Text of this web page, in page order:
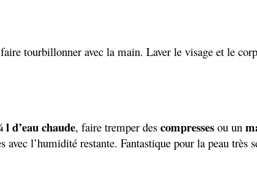
tourbillonner avec la main. Laver le visage et le
d’eau chaude, faire tremper des compresses ou un
l’humidité restante. Fantastique pour la peau